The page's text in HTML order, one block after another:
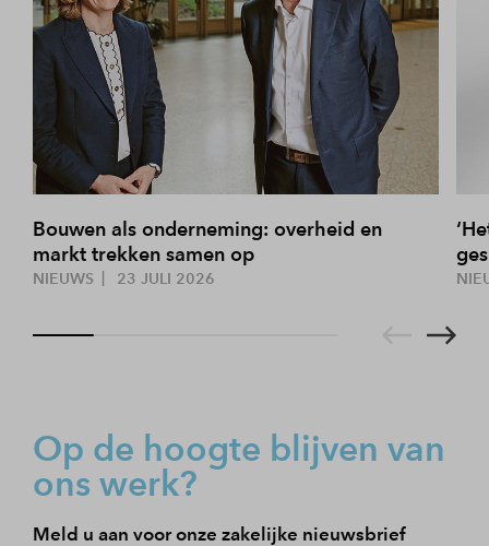
Bouwen als onderneming: overheid en
markt trekken samen op
NIEUWS 23 JULI 2026
Op de hoogte blijven van
ons werk?
Meld u aan voor onze zakelijke nieuwsbrief